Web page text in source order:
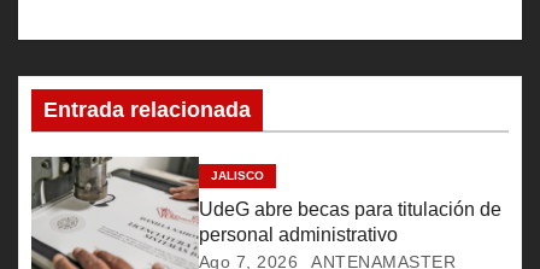
ó
n
d
Entrada relacionada
JALISCO
UdeG abre becas para titulación de
personal administrativo
Ago 7, 2026 ANTENAMASTER